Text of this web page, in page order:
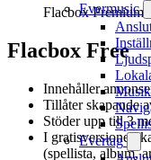
Evermusic
Evertag
Flacbox Premium
Flacbox Free
Innehåller
Tillåter skapande
Stöder upp till 3
I gratisversionen
(spellista, album,